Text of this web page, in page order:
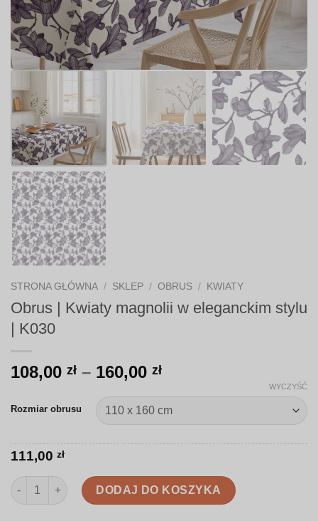
STRONA GŁÓWNA / SKLEP / OBRUS / KWIATY
Obrus | Kwiaty magnolii w eleganckim stylu
| K030
108,00 zł – 160,00 złZakres
od
108,00 zł
do
Rozmiar obrusu
WYCZYŚĆ
111,00 zł
ilość Obrus | Kwiaty magnolii w eleganckim stylu | K030
DODAJ DO KOSZYKA